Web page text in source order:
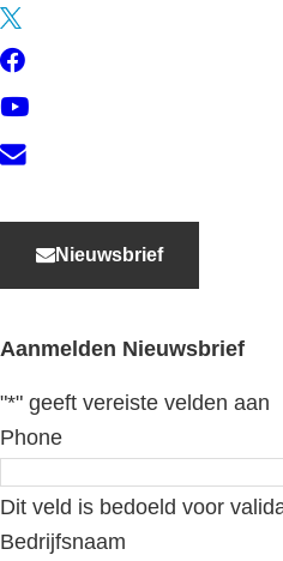
YouTube
Contact
Nieuwsbrief
Aanmelden Nieuwsbrief
"*" geeft vereiste velden aan
Phone
Dit veld is bedoeld voor
Bedrijfsnaam